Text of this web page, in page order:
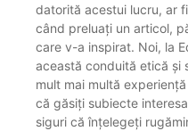
datorită acestui lucru, ar
când preluați un articol,
care v-a inspirat. Noi, la
această conduită etică și
mult mai multă
că găsiți subiecte
siguri că înțelegeți